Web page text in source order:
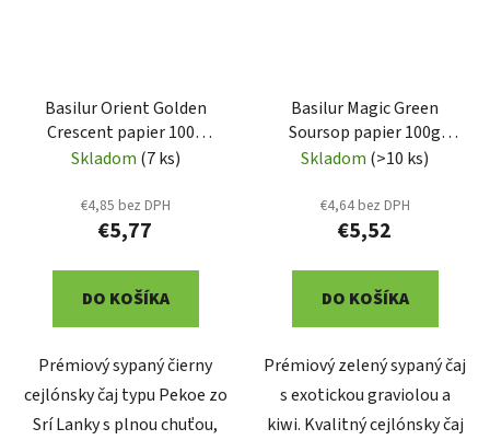
Basilur Orient Golden
Crescent papier 100g
(7661)
Skladom (7 ks)
€4,85 bez DPH
€5,77
DO KOŠÍKA
Prémiový sypaný čierny
cejlónsky čaj typu Pekoe zo
Srí Lanky s plnou chuťou,
Basilur Magic Green
Soursop papier 100g
(3808)
Skladom (>10 ks)
€4,64 bez DPH
€5,52
DO KOŠÍKA
Prémiový zelený sypaný čaj
s exotickou graviolou a
kiwi. Kvalitný cejlónsky čaj